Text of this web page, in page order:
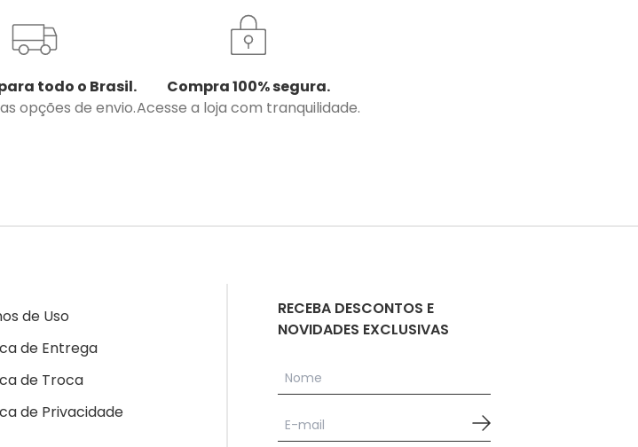
todo o Brasil.
opções de envio.
Compra 100% segura.
Acesse a loja com tranquilidade.
de Uso
de Entrega
de Troca
de Privacidade
RECEBA DESCONTOS E
NOVIDADES EXCLUSIVAS